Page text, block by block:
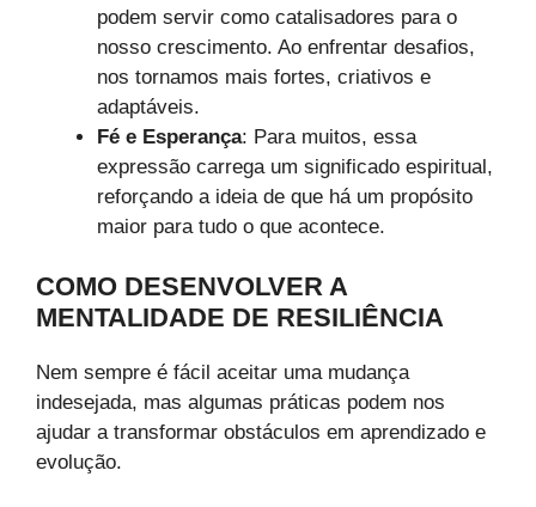
podem servir como catalisadores para o
nosso crescimento. Ao enfrentar desafios,
nos tornamos mais fortes, criativos e
adaptáveis.
Fé e Esperança: Para muitos, essa
expressão carrega um significado espiritual,
reforçando a ideia de que há um propósito
maior para tudo o que acontece.
COMO DESENVOLVER A
MENTALIDADE DE RESILIÊNCIA
Nem sempre é fácil aceitar uma mudança
indesejada, mas algumas práticas podem nos
ajudar a transformar obstáculos em aprendizado e
evolução.